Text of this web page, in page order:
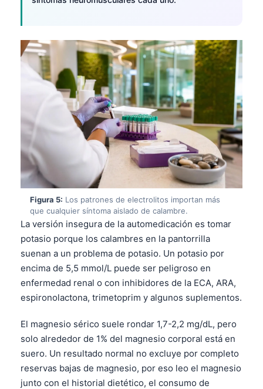
Figura 5: Los patrones de electrolitos importan más
que cualquier síntoma aislado de calambre.
La versión insegura de la automedicación es tomar
potasio porque los calambres en la pantorrilla
suenan a un problema de potasio. Un potasio por
encima de 5,5 mmol/L puede ser peligroso en
enfermedad renal o con inhibidores de la ECA, ARA,
espironolactona, trimetoprim y algunos suplementos.
El magnesio sérico suele rondar 1,7-2,2 mg/dL, pero
solo alrededor de 1% del magnesio corporal está en
suero. Un resultado normal no excluye por completo
reservas bajas de magnesio, por eso leo el magnesio
junto con el historial dietético, el consumo de